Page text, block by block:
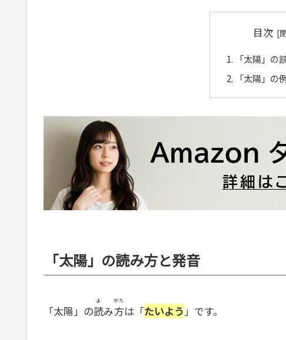
目次
「太陽」の
「太陽」の
「太陽」の読み方と発音
「太陽」の読
よ
み方
かた
は「たいよう 」です。